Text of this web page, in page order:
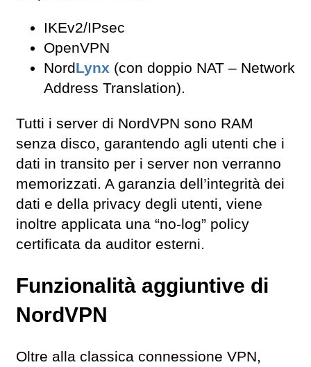
IKEv2/IPsec
OpenVPN
NordLynx (con doppio NAT – Network
Address Translation).
Tutti i server di NordVPN sono RAM
senza disco, garantendo agli utenti che i
dati in transito per i server non verranno
memorizzati. A garanzia dell’integrità dei
dati e della privacy degli utenti, viene
inoltre applicata una “no-log” policy
certificata da auditor esterni.
Funzionalità aggiuntive di
NordVPN
Oltre alla classica connessione VPN,